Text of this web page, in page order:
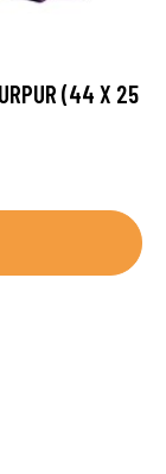
(44 X 25